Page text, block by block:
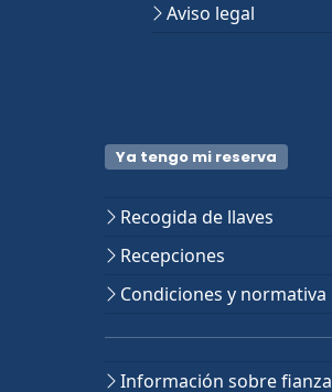
Aviso legal
Ya tengo mi reserva
Recogida de llaves
Recepciones
Condiciones y normativa
Información sobre fianza